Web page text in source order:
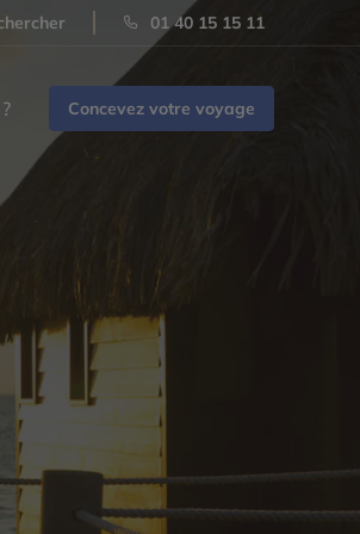
01 40 15 15 11
Concevez votre voyage